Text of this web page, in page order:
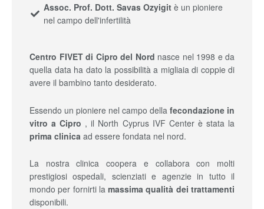
Assoc. Prof. Dott. Savas Ozyigitè un pioniere
nel campo dell'infertilità
Centro FIVET di Cipro del Nord nasce nel 1998 e da
quella data ha dato la possibilità a migliaia di coppie di
avere il bambino tanto desiderato.
Essendo un pioniere nel campo della fecondazione in
vitro a Cipro , il North Cyprus IVF Center è stata la
prima clinica ad essere fondata nel nord.
La nostra clinica coopera e collabora con molti
prestigiosi ospedali, scienziati e agenzie in tutto il
mondo per fornirti lamassima qualità dei trattamenti
disponibili.